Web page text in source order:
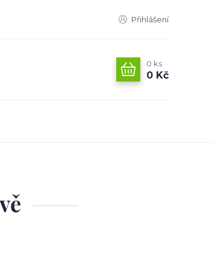
Přihlášení
0 ks
0 Kč